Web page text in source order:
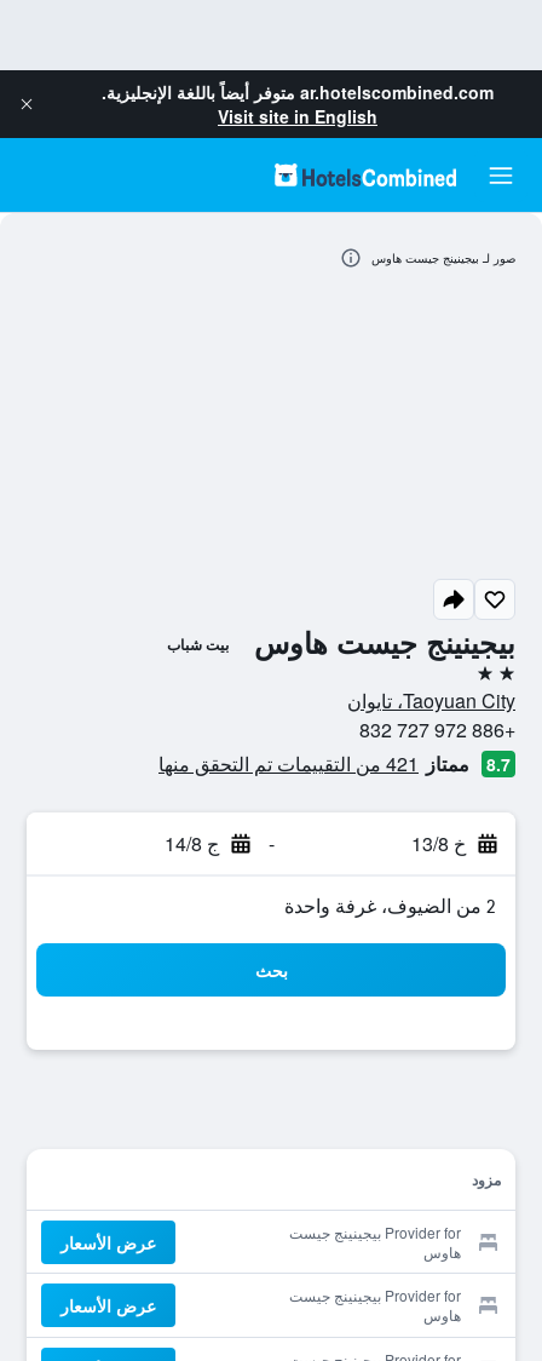
ar.hotelscombined.com متوفر أيضاً باللغة الإنجليزية.
Visit site in English
بيجينينج جيست هاوس بيت شباب
2 نجمتين
Taoyuan City، تايوان
+886 972 727 832
8.7 ممتاز 421 من التقييمات تم التحقق منها
خ 13/8 - ج 14/8
2 من الضيوف، غرفة واحدة
بحث
مزود
Provider for بيجينينج جيست
هاوس
عرض الأسعار
Provider for بيجينينج جيست
هاوس
عرض الأسعار
صور لـ بيجينينج جيست هاوس